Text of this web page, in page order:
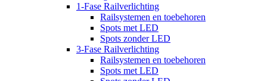
1-Fase Railverlichting
Railsystemen en toebehoren
Spots met LED
Spots zonder LED
3-Fase Railverlichting
Railsystemen en toebehoren
Spots met LED